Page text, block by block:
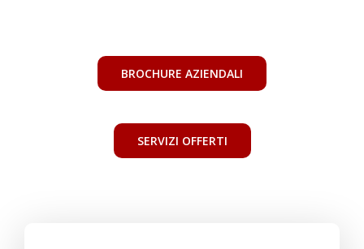
BROCHURE AZIENDALI
SERVIZI OFFERTI